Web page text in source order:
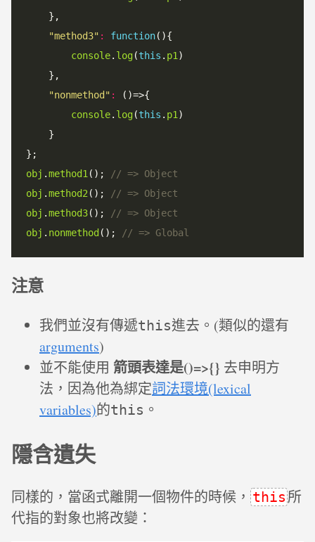
    },
"method3" : function(){
console. log(this . p1 )
    },
"nonmethod" :
()=>{
console. log(this . p1 )
    }
obj .method1 ();
obj .method2 ();
obj .method3();
obj . nonmethod ();
注意
我們並沒有傳遞this進去。(類似的還有
arguments)
並不能使用 箭頭表達是()=>{} 去申明方
法，因為他為綁定詞法環境(lexical
variables)的this 。
隱含遺失
同樣的，當函式離開一個物件的時候， this所
代指的對象也將改變：